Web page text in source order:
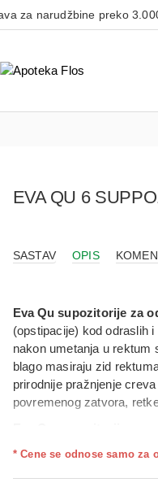
za narudžbine preko
EVA QU 6
SASTAV OPIS
Eva Qu supozitorije za
(opstipacije) kod odraslih
nakon umetanja u rektum
blago masiraju zid
prirodnije pražnjenje creva
povremenog zatvora,
peristaltika usporena, na
* Cene se odnose samo